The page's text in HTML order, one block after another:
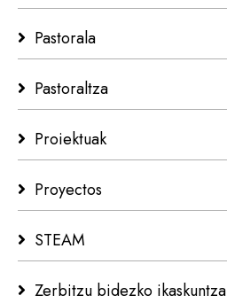
Pastorala
Pastoraltza
Proiektuak
Proyectos
STEAM
Zerbitzu bidezko ikaskuntza